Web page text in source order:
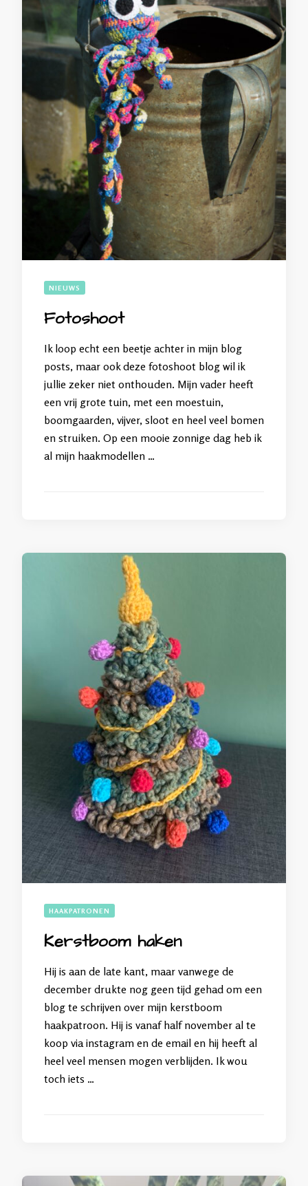
NIEUWS
Fotoshoot
Ik loop echt een beetje achter in mijn blog
posts, maar ook deze fotoshoot blog wil ik
jullie zeker niet onthouden. Mijn vader heeft
een vrij grote tuin, met een moestuin,
boomgaarden, vijver, sloot en heel veel bomen
en struiken. Op een mooie zonnige dag heb ik
al mijn haakmodellen …
HAAKPATRONEN
Kerstboom haken
Hij is aan de late kant, maar vanwege de
december drukte nog geen tijd gehad om een
blog te schrijven over mijn kerstboom
haakpatroon. Hij is vanaf half november al te
koop via instagram en de email en hij heeft al
heel veel mensen mogen verblijden. Ik wou
toch iets …